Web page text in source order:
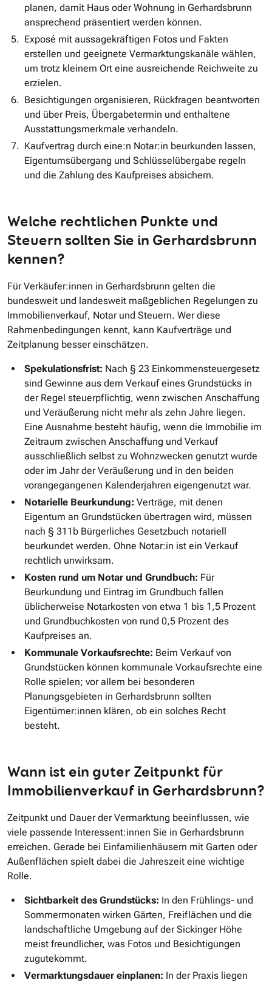
planen, damit Haus oder Wohnung in Gerhardsbrunn
ansprechend präsentiert werden können.
Exposé mit aussagekräftigen Fotos und Fakten
erstellen und geeignete Vermarktungskanäle wählen,
um trotz kleinem Ort eine ausreichende Reichweite zu
erzielen.
Besichtigungen organisieren, Rückfragen beantworten
und über Preis, Übergabetermin und enthaltene
Ausstattungsmerkmale verhandeln.
Kaufvertrag durch eine:n Notar:in beurkunden lassen,
Eigentumsübergang und Schlüsselübergabe regeln
und die Zahlung des Kaufpreises absichern.
Welche rechtlichen Punkte und
Steuern sollten Sie in Gerhardsbrunn
kennen?
Für Verkäufer:innen in Gerhardsbrunn gelten die
bundesweit und landesweit maßgeblichen Regelungen zu
Immobilienverkauf, Notar und Steuern. Wer diese
Rahmenbedingungen kennt, kann Kaufverträge und
Zeitplanung besser einschätzen.
Spekulationsfrist: Nach § 23 Einkommensteuergesetz
sind Gewinne aus dem Verkauf eines Grundstücks in
der Regel steuerpflichtig, wenn zwischen Anschaffung
und Veräußerung nicht mehr als zehn Jahre liegen.
Eine Ausnahme besteht häufig, wenn die Immobilie im
Zeitraum zwischen Anschaffung und Verkauf
ausschließlich selbst zu Wohnzwecken genutzt wurde
oder im Jahr der Veräußerung und in den beiden
vorangegangenen Kalenderjahren eigengenutzt war.
Notarielle Beurkundung: Verträge, mit denen
Eigentum an Grundstücken übertragen wird, müssen
nach § 311b Bürgerliches Gesetzbuch notariell
beurkundet werden. Ohne Notar:in ist ein Verkauf
rechtlich unwirksam.
Kosten rund um Notar und Grundbuch: Für
Beurkundung und Eintrag im Grundbuch fallen
üblicherweise Notarkosten von etwa 1 bis 1,5 Prozent
und Grundbuchkosten von rund 0,5 Prozent des
Kaufpreises an.
Kommunale Vorkaufsrechte: Beim Verkauf von
Grundstücken können kommunale Vorkaufsrechte eine
Rolle spielen; vor allem bei besonderen
Planungsgebieten in Gerhardsbrunn sollten
Eigentümer:innen klären, ob ein solches Recht
besteht.
Wann ist ein guter Zeitpunkt für
Immobilienverkauf in Gerhardsbrunn?
Zeitpunkt und Dauer der Vermarktung beeinflussen, wie
viele passende Interessent:innen Sie in Gerhardsbrunn
erreichen. Gerade bei Einfamilienhäusern mit Garten oder
Außenflächen spielt dabei die Jahreszeit eine wichtige
Rolle.
Sichtbarkeit des Grundstücks: In den Frühlings- und
Sommermonaten wirken Gärten, Freiflächen und die
landschaftliche Umgebung auf der Sickinger Höhe
meist freundlicher, was Fotos und Besichtigungen
zugutekommt.
Vermarktungsdauer einplanen: In der Praxis liegen